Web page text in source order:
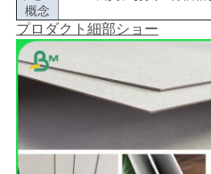
概念
プロダクト細部ショー